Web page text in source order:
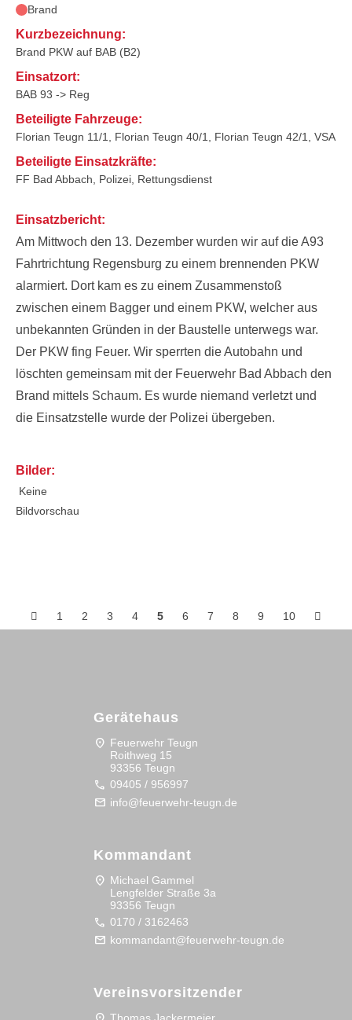
Brand
Kurzbezeichnung:
Brand PKW auf BAB (B2)
Einsatzort:
BAB 93 -> Reg
Beteiligte Fahrzeuge:
Florian Teugn 11/1, Florian Teugn 40/1, Florian Teugn 42/1, VSA
Beteiligte Einsatzkräfte:
FF Bad Abbach, Polizei, Rettungsdienst
Einsatzbericht:
Am Mittwoch den 13. Dezember wurden wir auf die A93
Fahrtrichtung Regensburg zu einem brennenden PKW
alarmiert. Dort kam es zu einem Zusammenstoß
zwischen einem Bagger und einem PKW, welcher aus
unbekannten Gründen in der Baustelle unterwegs war.
Der PKW fing Feuer. Wir sperrten die Autobahn und
löschten gemeinsam mit der Feuerwehr Bad Abbach den
Brand mittels Schaum. Es wurde niemand verletzt und
die Einsatzstelle wurde der Polizei übergeben.
Bilder:
Keine
Bildvorschau
Posts
1 2 3 4 5 6 7 8 9 10
Gerätehaus
location_on Feuerwehr Teugn
Roithweg 15
93356 Teugn
call 09405 / 956997
mail info@feuerwehr-teugn.de
Kommandant
location_on Michael Gammel
Lengfelder Straße 3a
93356 Teugn
call 0170 / 3162463
mail kommandant@feuerwehr-teugn.de
Vereinsvorsitzender